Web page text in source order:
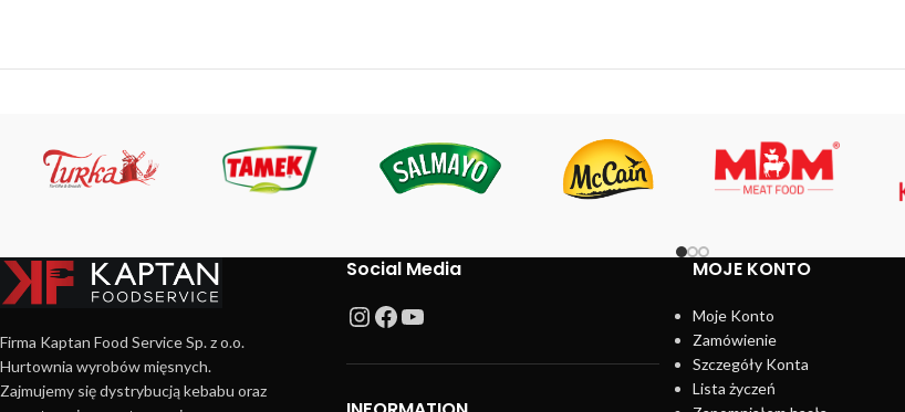
Firma Kaptan Food Service Sp. z o.o.
Hurtownia wyrobów mięsnych.
Zajmujemy się dystrybucją kebabu oraz
Social Media MOJE KONTO
Moje Konto
Zamówienie
Szczegóły Konta
Lista życzeń